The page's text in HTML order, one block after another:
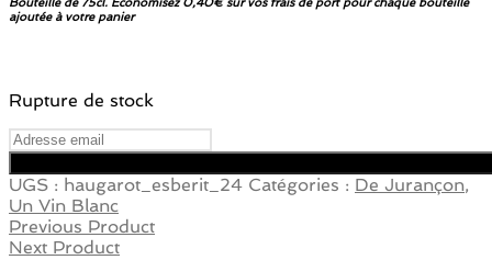
Bouteille de 75cl. Economisez 0,40€ sur vos frais de port pour chaque bouteille
ajoutée à votre panier
Rupture de stock
UGS : haugarot_esberit_24 Catégories : De Jurançon,
Un Vin Blanc
Previous Product
Next Product